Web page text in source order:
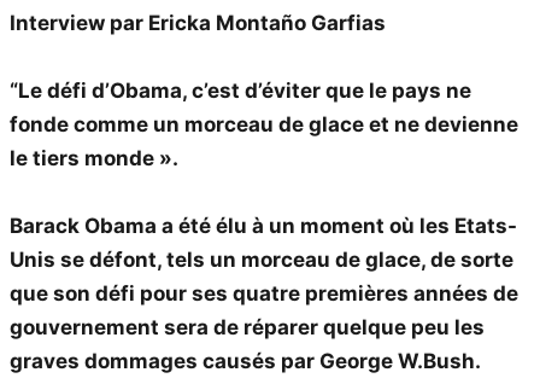
Interview par Ericka Montaño Garfias
“Le défi d’Obama, c’est d’éviter que le pays ne
fonde comme un morceau de glace et ne devienne
le tiers monde ».
Barack Obama a été élu à un moment où les Etats-
Unis se défont, tels un morceau de glace, de sorte
que son défi pour ses quatre premières années de
gouvernement sera de réparer quelque peu les
graves dommages causés par George W.Bush.